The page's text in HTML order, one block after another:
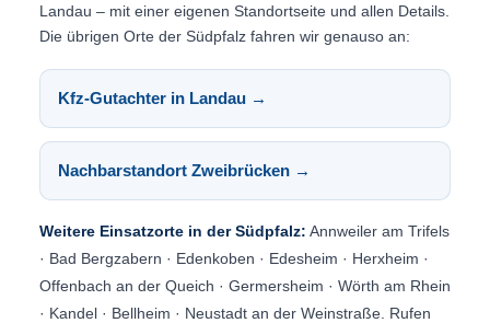
Landau – mit einer eigenen Standortseite und allen Details.
Die übrigen Orte der Südpfalz fahren wir genauso an:
Kfz-Gutachter in Landau →
Nachbarstandort Zweibrücken →
Weitere Einsatzorte in der Südpfalz: Annweiler am Trifels
· Bad Bergzabern · Edenkoben · Edesheim · Herxheim ·
Offenbach an der Queich · Germersheim · Wörth am Rhein
· Kandel · Bellheim · Neustadt an der Weinstraße. Rufen